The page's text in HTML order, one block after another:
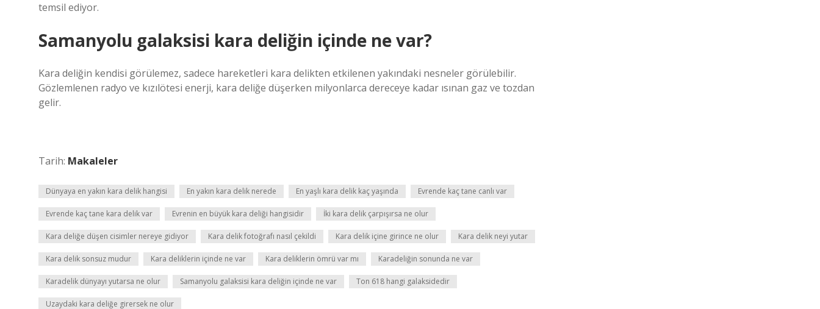
temsil ediyor.
Samanyolu galaksisi kara deliğin içinde ne var?
Kara deliğin kendisi görülemez, sadece hareketleri kara delikten etkilenen yakındaki nesneler görülebilir.
Gözlemlenen radyo ve kızılötesi enerji, kara deliğe düşerken milyonlarca dereceye kadar ısınan gaz ve tozdan
gelir.
Tarih: Makaleler
Dünyaya en yakın kara delik hangisi En yakın kara delik nerede En yaşlı kara delik kaç yaşında Evrende kaç tane canlı var
Evrende kaç tane kara delik var Evrenin en büyük kara deliği hangisidir İki kara delik çarpışırsa ne olur
Kara deliğe düşen cisimler nereye gidiyor Kara delik fotoğrafı nasıl çekildi Kara delik içine girince ne olur Kara delik neyi yutar
Kara delik sonsuz mudur Kara deliklerin içinde ne var Kara deliklerin ömrü var mı Karadeliğin sonunda ne var
Karadelik dünyayı yutarsa ne olur Samanyolu galaksisi kara deliğin içinde ne var Ton 618 hangi galaksidedir
Uzaydaki kara deliğe girersek ne olur